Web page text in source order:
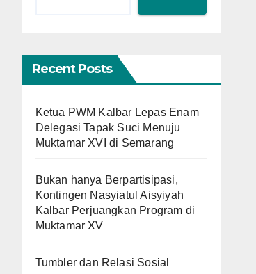
Recent Posts
Ketua PWM Kalbar Lepas Enam
Delegasi Tapak Suci Menuju
Muktamar XVI di Semarang
Bukan hanya Berpartisipasi,
Kontingen Nasyiatul Aisyiyah
Kalbar Perjuangkan Program di
Muktamar XV
Tumbler dan Relasi Sosial